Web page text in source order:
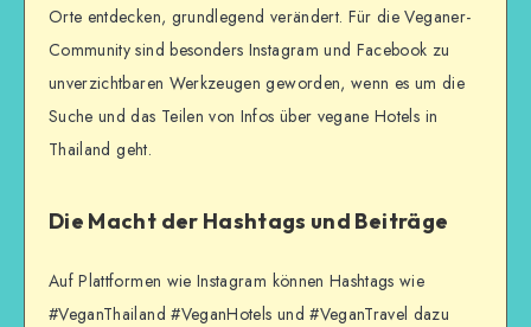
Orte entdecken, grundlegend verändert. Für die Veganer-
Community sind besonders Instagram und Facebook zu
unverzichtbaren Werkzeugen geworden, wenn es um die
Suche und das Teilen von Infos über vegane Hotels in
Thailand geht.
Die Macht der Hashtags und Beiträge
Auf Plattformen wie Instagram können Hashtags wie
#VeganThailand #VeganHotels und #VeganTravel dazu